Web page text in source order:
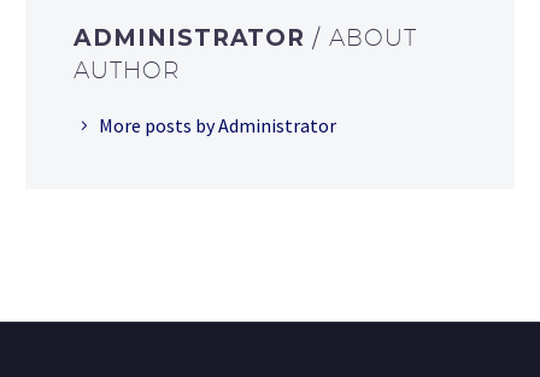
ADMINISTRATOR/ ABOUT
AUTHOR
More posts by Administrator